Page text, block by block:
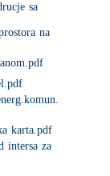
sa
na
karta.pdf
intersa za